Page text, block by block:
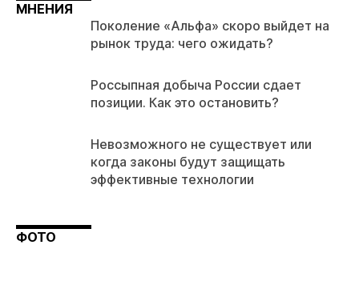
МНЕНИЯ
Поколение «Альфа» скоро выйдет на
рынок труда: чего ожидать?
Россыпная добыча России сдает
позиции. Как это остановить?
Невозможного не существует или
когда законы будут защищать
эффективные технологии
ФОТО